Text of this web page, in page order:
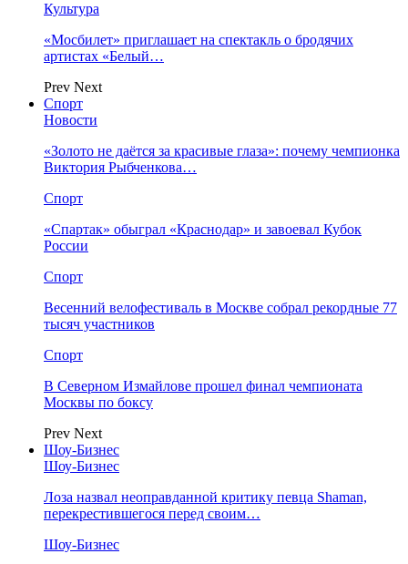
Культура
«Мосбилет» приглашает на спектакль о бродячих
артистах «Белый…
Prev Next
Спорт
Новости
«Золото не даётся за красивые глаза»: почему чемпионка
Виктория Рыбченкова…
Спорт
«Спартак» обыграл «Краснодар» и завоевал Кубок
России
Спорт
Весенний велофестиваль в Москве собрал рекордные 77
тысяч участников
Спорт
В Северном Измайлове прошел финал чемпионата
Москвы по боксу
Prev Next
Шоу-Бизнес
Шоу-Бизнес
Лоза назвал неоправданной критику певца Shaman,
перекрестившегося перед своим…
Шоу-Бизнес